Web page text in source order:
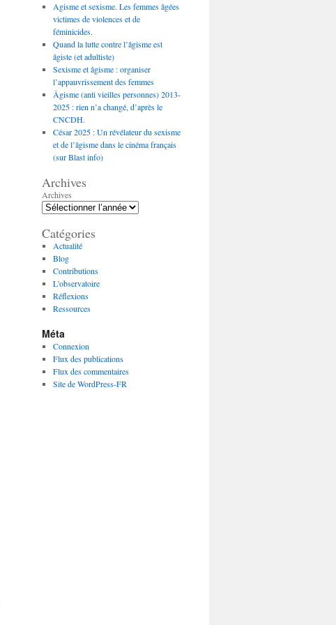
Agisme et sexisme. Les femmes âgées
victimes de violences et de
féminicides.
Quand la lutte contre l’âgisme est
âgiste (et adultiste)
Sexisme et âgisme : organiser
l’appauvrissement des femmes
Âgisme (anti vieilles personnes) 2013-
2025 : rien n’a changé, d’après le
CNCDH.
César 2025 : Un révélateur du sexisme
et de l’âgisme dans le cinéma français
(sur Blast info)
Archives
Archives
Catégories
Actualité
Blog
Contributions
L'observatoire
Réflexions
Ressources
Méta
Connexion
Flux des publications
Flux des commentaires
Site de WordPress-FR